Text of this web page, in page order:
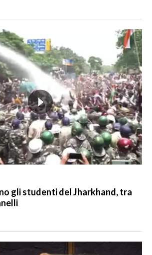
gli studenti del Jharkhand, tra